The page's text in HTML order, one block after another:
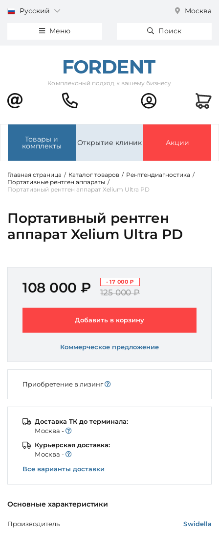
Русский Москва
Меню Поиск
Комплексный подход к вашему бизнесу
Товары и
комплекты Открытие клиник Акции
Главная страница / Каталог товаров / Рентгендиагностика /
Портативные рентген аппараты /
Портативный рентген аппарат Xelium Ultra PD
Портативный рентген
аппарат Xelium Ultra PD
Основные характеристики
Производитель
Swidella
108 000 ₽ - 17 000 ₽
125 000 ₽
Добавить в корзину
Коммерческое предложение
Приобретение в лизинг
Доставка ТК до терминала:
Моcква -
Курьерская доставка:
Моcква -
Все варианты доставки